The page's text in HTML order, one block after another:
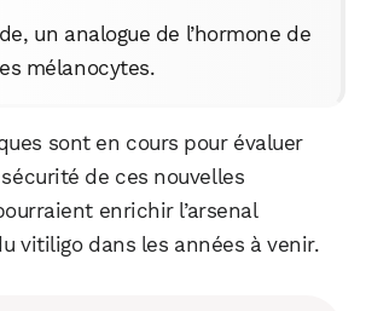
un analogue de l’hormone de
mélanocytes.
sont en cours pour évaluer
de ces nouvelles
enrichir l’arsenal
vitiligo dans les années à venir.